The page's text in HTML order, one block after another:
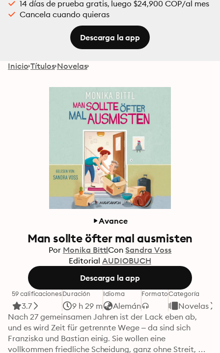
14 días de prueba gratis, luego $24,900 COP/al mes
Cancela cuando quieras
Descarga la app
Inicio Títulos Novelas
Avance
Man sollte öfter mal ausmisten
Por Monika BittlCon Sandra Voss
Editorial AUDIOBUCH
Descarga la app
59 calificaciones
3.7
Duración
9 h 29 m
Idioma
Alemán
FormatoCategoría
Novelas
Nach 27 gemeinsamen Jahren ist der Lack eben ab,
und es wird Zeit für getrennte Wege – da sind sich
Franziska und Bastian einig. Sie wollen eine
vollkommen friedliche Scheidung, ganz ohne Streit,